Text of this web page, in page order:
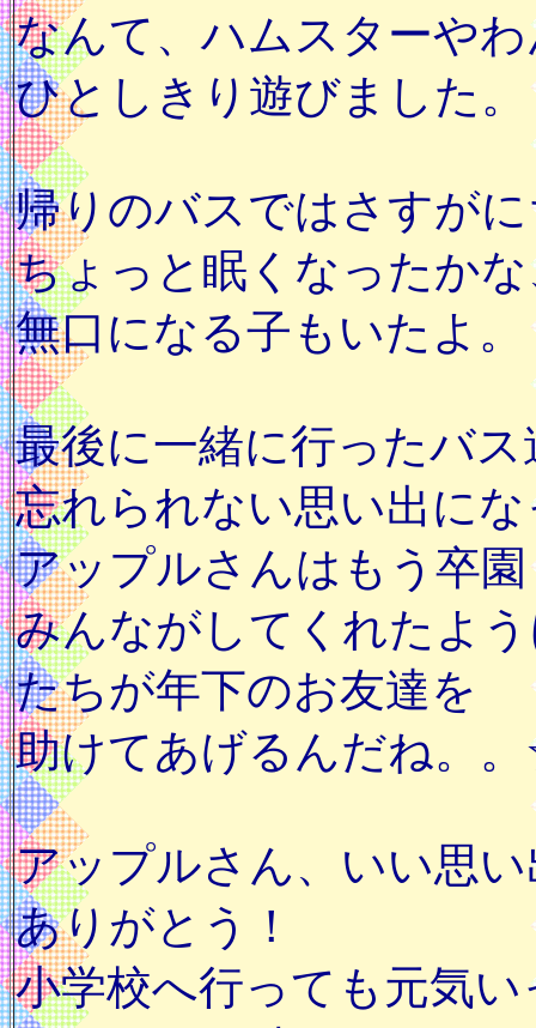
なんて、ハムスターや
ひとしきり遊びました。
帰りのバスではさすが
ちょっと眠くなったか
無口になる子もいたよ。
最後に一緒に行ったバス
忘れられない思い出に
アップルさんはもう卒
みんながしてくれたよ
たちが年下のお友達を
助けてあげるんだね。
アップルさん、いい思
ありがとう！
小学校へ行っても元気